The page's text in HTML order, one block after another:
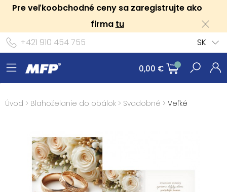
Pre veľkoobchodné ceny sa zaregistrujte ako
firma tu
+421 910 454 755
SK
0,00 €
Úvod > Blahoželanie do obálok > Svadobné > Veľké